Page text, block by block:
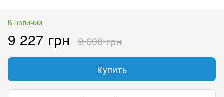
В наличии
9 227 грн 9 600 грн
Купить